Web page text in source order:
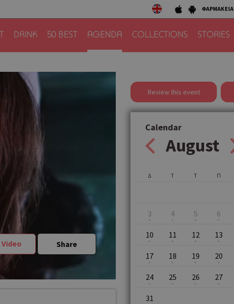
ΦΑΡΜΑΚΕΙΑ
DRINK 50 BEST AGENDA COLLECTIONS STORIES
Video Share
Review this event
Calendar
August
Δ Τ Τ Π
3 4 5 6
10 11 12 13
17 18 19 20
24 25 26 27
31